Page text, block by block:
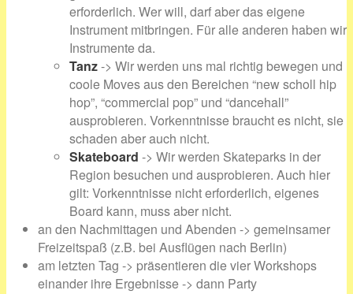
erforderlich. Wer will, darf aber das eigene
Instrument mitbringen. Für alle anderen haben wir
Instrumente da.
Tanz-> Wir werden uns mal richtig bewegen und
coole Moves aus den Bereichen “new scholl hip
hop”, “commercial pop” und “dancehall”
ausprobieren. Vorkenntnisse braucht es nicht, sie
schaden aber auch nicht.
Skateboard -> Wir werden Skateparks in der
Region besuchen und ausprobieren. Auch hier
gilt: Vorkenntnisse nicht erforderlich, eigenes
Board kann, muss aber nicht.
an den Nachmittagen und Abenden -> gemeinsamer
Freizeitspaß (z.B. bei Ausflügen nach Berlin)
am letzten Tag -> präsentieren die vier Workshops
einander ihre Ergebnisse -> dann Party